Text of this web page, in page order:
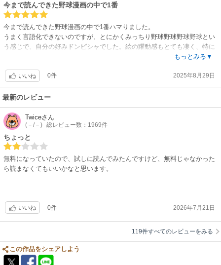
今まで読んできた野球漫画の中で1番
今まで読んできた野球漫画の中で1番ハマりました。
うまく言語化できないのですが、とにかくみっちり野球野球野球野球とい
う感じで、自分の好みドンピシャでした。絵の躍動感もとても凄く、特に
ます。
もっとみる▼
いいね 0件 2025年8月29日
最新のレビュー
Twiceさん
(－/－) 総レビュー数：1969件
ちょっと
無料になっていたので、試しに読んでみたんですけど、無料じゃなかった
ら読まなくてもいいかなと思います。
いいね 0件 2026年7月21日
119件すべてのレビューをみる
この作品をシェアしよう